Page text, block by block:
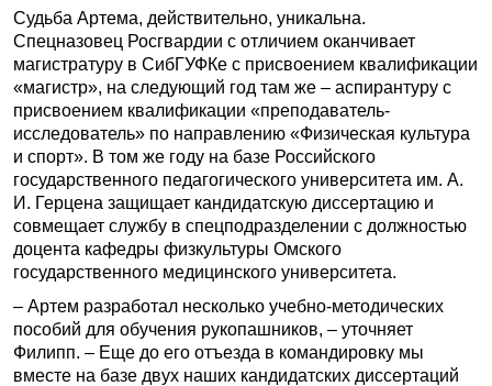
Судьба Артема, действительно, уникальна.
Спецназовец Росгвардии с отличием оканчивает
магистратуру в СибГУФКе с присвоением квалификации
«магистр», на следующий год там же – аспирантуру с
присвоением квалификации «преподаватель-
исследователь» по направлению «Физическая культура
и спорт». В том же году на базе Российского
государственного педагогического университета им. А.
И. Герцена защищает кандидатскую диссертацию и
совмещает службу в спецподразделении с должностью
доцента кафедры физкультуры Омского
государственного медицинского университета.
– Артем разработал несколько учебно-методических
пособий для обучения рукопашников, – уточняет
Филипп. – Еще до его отъезда в командировку мы
вместе на базе двух наших кандидатских диссертаций